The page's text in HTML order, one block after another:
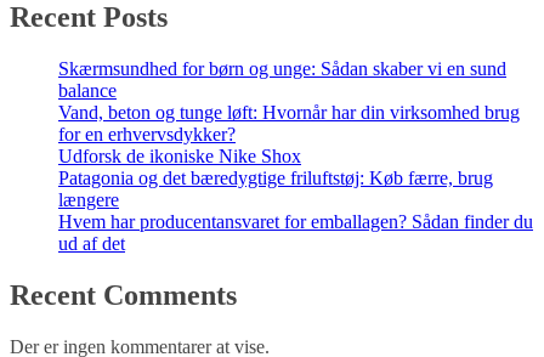
Recent Posts
Skærmsundhed for børn og unge: Sådan skaber vi en sund
balance
Vand, beton og tunge løft: Hvornår har din virksomhed brug
for en erhvervsdykker?
Udforsk de ikoniske Nike Shox
Patagonia og det bæredygtige friluftstøj: Køb færre, brug
længere
Hvem har producentansvaret for emballagen? Sådan finder du
ud af det
Recent Comments
Der er ingen kommentarer at vise.